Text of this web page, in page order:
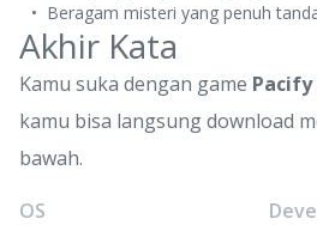
Beragam misteri yang penuh
Akhir Kata
Kamu suka dengan game Pacify
kamu bisa langsung download
bawah.
OS